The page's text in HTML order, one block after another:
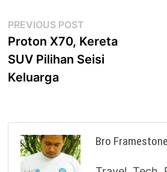
Post
navigation
PREVIOUS POST
post:
Proton X70, Kereta
SUV Pilihan Seisi
Keluarga
Bro Framestone